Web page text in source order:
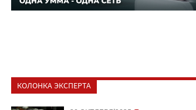
КОЛОНКА ЭКСПЕРТА